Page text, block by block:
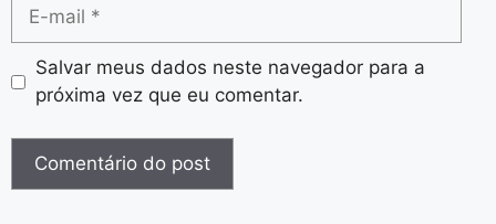
Salvar meus dados neste navegador para a
próxima vez que eu comentar.